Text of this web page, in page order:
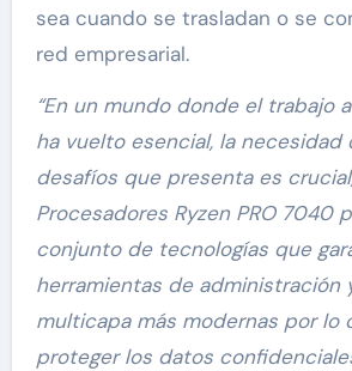
sea cuando se trasladan o se
red empresarial.
“En un mundo donde el trabajo
ha vuelto esencial, la necesidad
desafíos que presenta es
Procesadores Ryzen PRO 7040
conjunto de tecnologías que
herramientas de administración
multicapa más modernas por lo
proteger los datos